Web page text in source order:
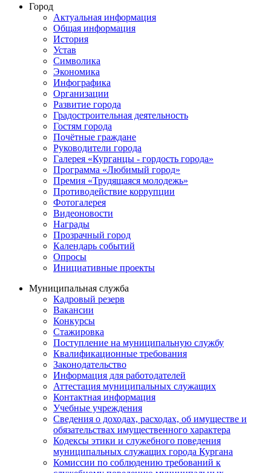
Город
Актуальная информация
Общая информация
История
Устав
Символика
Экономика
Инфографика
Организации
Развитие города
Градостроительная деятельность
Гостям города
Почётные граждане
Руководители города
Галерея «Курганцы - гордость города»
Программа «Любимый город»
Премия «Трудящаяся молодежь»
Противодействие коррупции
Фотогалерея
Видеоновости
Награды
Прозрачный город
Календарь событий
Опросы
Инициативные проекты
Муниципальная служба
Кадровый резерв
Вакансии
Конкурсы
Стажировка
Поступление на муниципальную службу
Квалификационные требования
Законодательство
Информация для работодателей
Аттестация муниципальных служащих
Контактная информация
Учебные учреждения
Сведения о доходах, расходах, об имуществе и
обязательствах имущественного характера
Кодексы этики и служебного поведения
муниципальных служащих города Кургана
Комиссии по соблюдению требований к